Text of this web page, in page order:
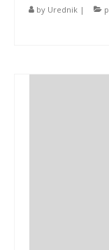
by Urednik |